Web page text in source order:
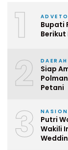
1
Bupati
2 DAERAH
Siap
Petani
3
Putri
Wakili